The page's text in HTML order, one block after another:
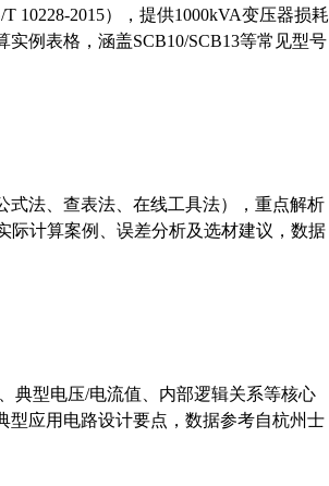
10228-2015），提供1000kVA变压器损耗
例表格，涵盖SCB10/SCB13等常见型号
式法、查表法、在线工具法），重点解析
际计算案例、误差分析及选材建议，数据
典型电压/电流值、内部逻辑关系等核心
型应用电路设计要点，数据参考自杭州士